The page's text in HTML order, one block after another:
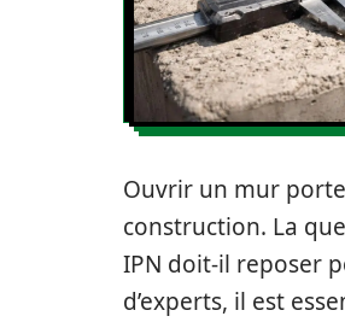
Ouvrir un mur
construction. La
IPN doit-il reposer
d’experts, il est